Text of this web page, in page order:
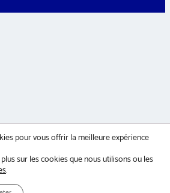
pour vous offrir la meilleure expérience
sur les cookies que nous utilisons ou les
.